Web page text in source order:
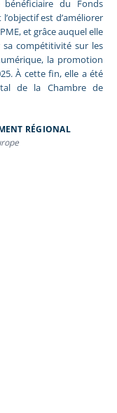
bénéficiaire du Fonds
est d’améliorer
et grâce auquel elle
sa compétitivité sur les
la promotion
À cette fin, elle a été
de la Chambre de
RÉGIONAL